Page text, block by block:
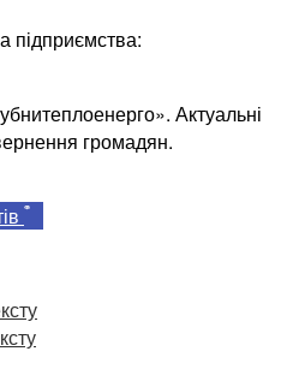
підприємства:
Актуальні
громадян.